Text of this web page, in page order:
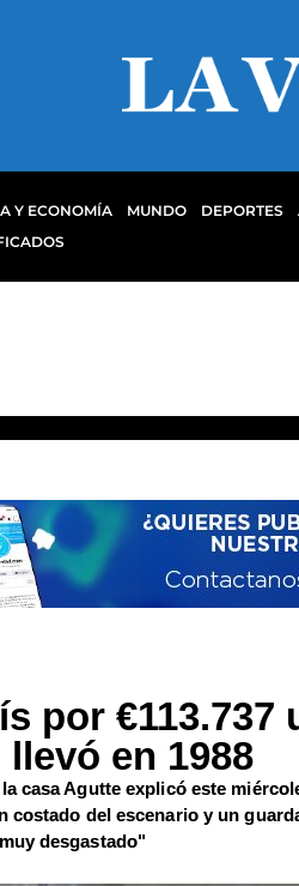
Y ECONOMÍA MUNDO DEPORTES
por €113.737
en 1988
casa Agutte explicó este
costado del escenario y un
desgastado"